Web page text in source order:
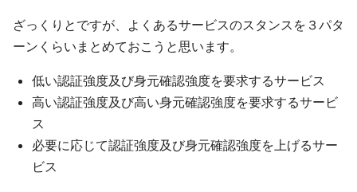
ざっくりとですが、よくあるサービスのスタンスを３パタ
ーンくらいまとめておこうと思います。
低い認証強度及び身元確認強度を要求するサービス
高い認証強度及び高い身元確認強度を要求するサービ
ス
必要に応じて認証強度及び身元確認強度を上げるサー
ビス